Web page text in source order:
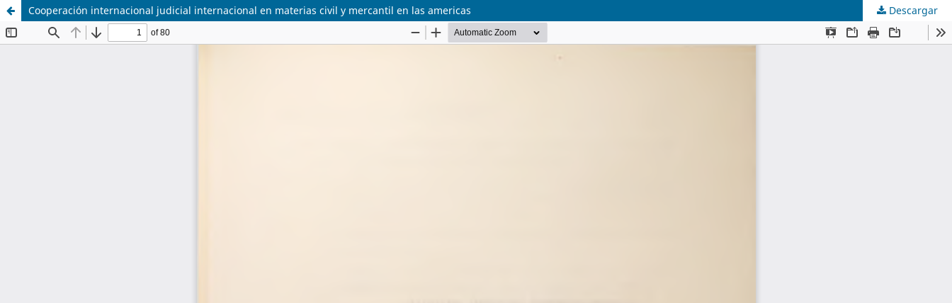
Cooperación internacional judicial internacional en materias civil y mercantil en las americas Descargar